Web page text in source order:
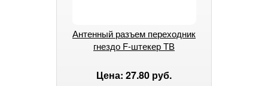
Антенный разъем переходник
гнездо F-штекер ТВ
Цена: 27.80 руб.